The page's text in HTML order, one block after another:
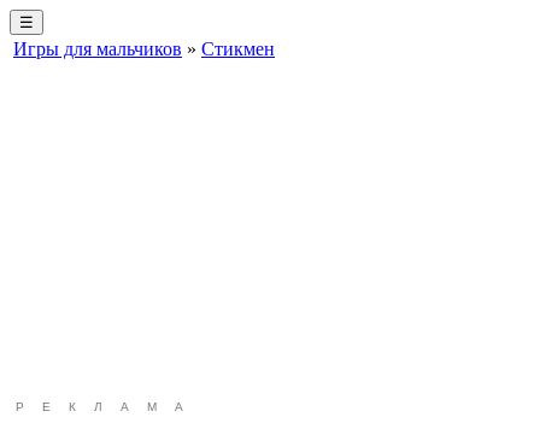
☰
Игры для мальчиков » Стикмен
РЕКЛАМА